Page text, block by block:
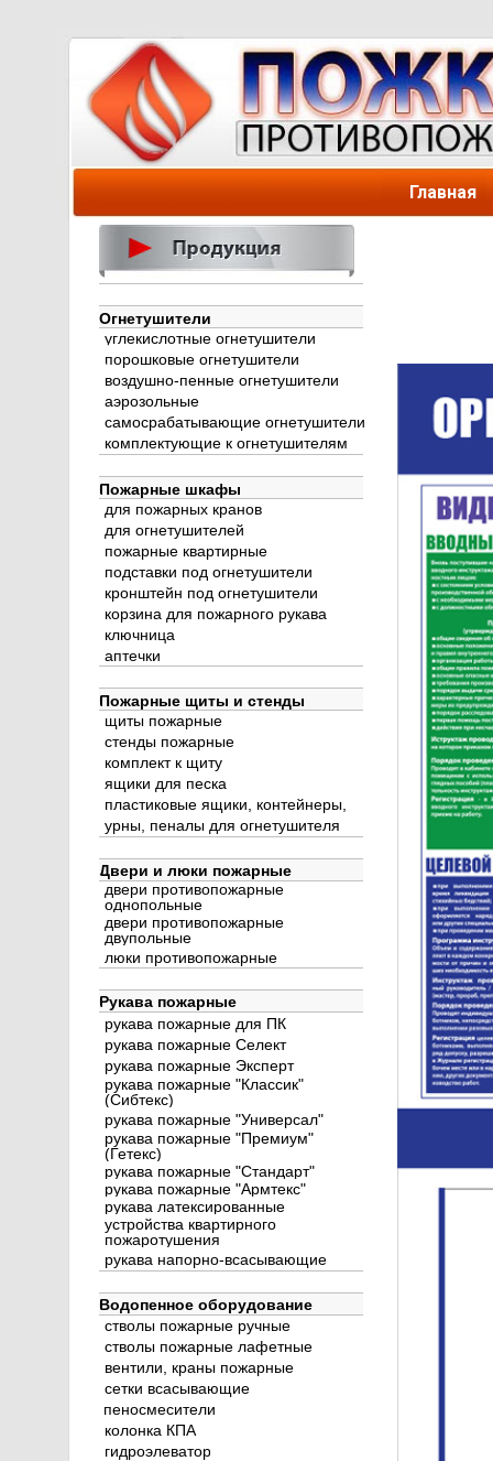
Главная
Огнетушители
воздушно-пенные огнетушители
порошковые огнетушители
углекислотные огнетушители
аэрозольные
самосрабатывающие огнетушители
комплектующие к огнетушителям
для пожарных кранов
Пожарные шкафы
для огнетушителей
пожарные квартирные
подставки под огнетушители
кронштейн под огнетушители
корзина для пожарного рукава
ключница
аптечки
Пожарные щиты и стенды
щиты пожарные
стенды пожарные
комплект к щиту
ящики для песка
урны, пеналы для огнетушителя
пластиковые ящики, контейнеры,
Двери и люки пожарные
двери противопожарные
однопольные
двери противопожарные
двупольные
люки противопожарные
Рукава пожарные
рукава пожарные для ПК
рукава пожарные Селект
рукава пожарные Эксперт
рукава пожарные "Классик"
(Сибтекс)
рукава пожарные "Универсал"
рукава пожарные "Премиум"
(Гетекс)
рукава пожарные "Стандарт"
рукава пожарные "Армтекс"
рукава латексированные
устройства квартирного
пожаротушения
рукава напорно-всасывающие
Водопенное оборудование
стволы пожарные ручные
стволы пожарные лафетные
вентили, краны пожарные
сетки всасывающие
пеносмесители
колонка КПА
гидроэлеватор